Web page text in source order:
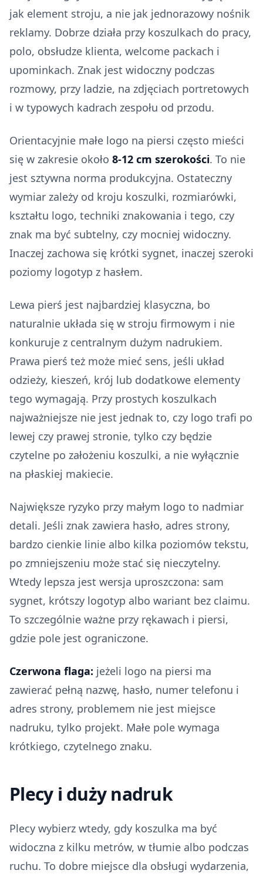
jak element stroju, a nie jak jednorazowy nośnik
reklamy. Dobrze działa przy koszulkach do pracy,
polo, obsłudze klienta, welcome packach i
upominkach. Znak jest widoczny podczas
rozmowy, przy ladzie, na zdjęciach portretowych
i w typowych kadrach zespołu od przodu.
Orientacyjnie małe logo na piersi często mieści
się w zakresie około 8-12 cm szerokości. To nie
jest sztywna norma produkcyjna. Ostateczny
wymiar zależy od kroju koszulki, rozmiarówki,
kształtu logo, techniki znakowania i tego, czy
znak ma być subtelny, czy mocniej widoczny.
Inaczej zachowa się krótki sygnet, inaczej szeroki
poziomy logotyp z hasłem.
Lewa pierś jest najbardziej klasyczna, bo
naturalnie układa się w stroju firmowym i nie
konkuruje z centralnym dużym nadrukiem.
Prawa pierś też może mieć sens, jeśli układ
odzieży, kieszeń, krój lub dodatkowe elementy
tego wymagają. Przy prostych koszulkach
najważniejsze nie jest jednak to, czy logo trafi po
lewej czy prawej stronie, tylko czy będzie
czytelne po założeniu koszulki, a nie wyłącznie
na płaskiej makiecie.
Największe ryzyko przy małym logo to nadmiar
detali. Jeśli znak zawiera hasło, adres strony,
bardzo cienkie linie albo kilka poziomów tekstu,
po zmniejszeniu może stać się nieczytelny.
Wtedy lepsza jest wersja uproszczona: sam
sygnet, krótszy logotyp albo wariant bez claimu.
To szczególnie ważne przy rękawach i piersi,
gdzie pole jest ograniczone.
Czerwona flaga: jeżeli logo na piersi ma
zawierać pełną nazwę, hasło, numer telefonu i
adres strony, problemem nie jest miejsce
nadruku, tylko projekt. Małe pole wymaga
krótkiego, czytelnego znaku.
Plecy i duży nadruk
Plecy wybierz wtedy, gdy koszulka ma być
widoczna z kilku metrów, w tłumie albo podczas
ruchu. To dobre miejsce dla obsługi wydarzenia,